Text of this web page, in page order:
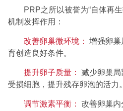
PRP之所以被誉为“自体再
机制发挥作用：
改善卵巢微环境：
增强卵巢
育创造良好条件。
提升卵子质量：
减少卵巢局
受损细胞，提升残存卵泡的活力。
调节激素平衡：
改善卵巢